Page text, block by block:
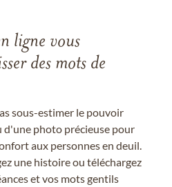
ligne vous
des mots de
sous-estimer le pouvoir
d'une photo précieuse pour
aux personnes en deuil.
une histoire ou téléchargez
et vos mots gentils